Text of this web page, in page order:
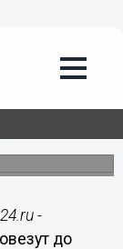
после
всеми
-
до